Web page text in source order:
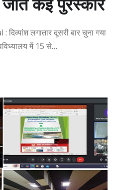
लगातार दूसरी बार चुना गया
में 15 से…